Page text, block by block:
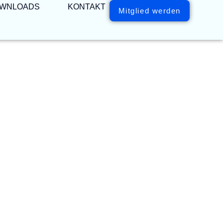
KONTAKT Mitglied werden